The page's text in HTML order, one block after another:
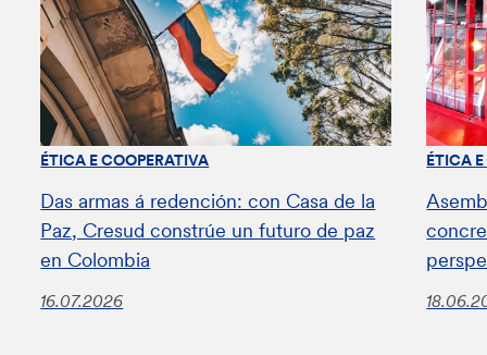
ÉTICA E COOPERATIVA
Das armas á redención: con Casa de la
Paz, Cresud constrúe un futuro de paz
en Colombia
16.07.2026
ÉTICA